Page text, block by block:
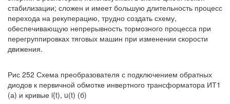
стабилизации; сложен и имеет большую длительность процесс
перехода на рекуперацию, трудно создать схему,
обеспечивающую непрерывность тормозного процесса при
перегруппировках тяговых машин при изменении скорости
движения.
Рис 252 Схема преобразователя с подключением обратных
диодов к первичной обмотке инвертного трансформатора ИТ1
(а) и кривые i{t), u(t) (б)